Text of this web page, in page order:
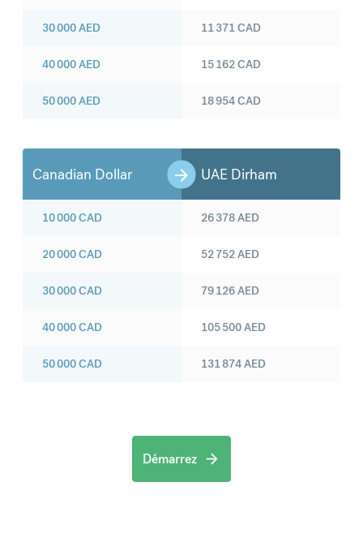
30 000AED
40 000AED
50 000AED
11 371CAD
15 162CAD
18 954CAD
Canadian Dollar UAE Dirham
10 000CAD
20 000CAD
30 000CAD
40 000CAD
50 000CAD
26 378AED
52 752AED
79 126AED
105 500AED
131 874AED
Démarrez